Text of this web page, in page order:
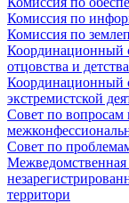
Комиссия по
Комиссия по
Координационный
отцовства и детства
Координационный
экстремистской
Совет по
Совет по
территори